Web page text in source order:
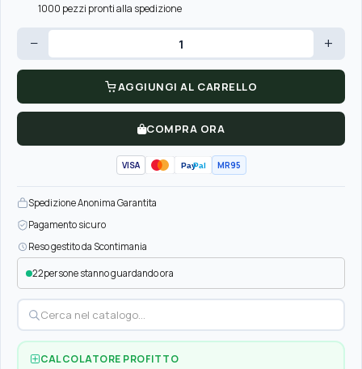
1000 pezzi pronti alla spedizione
− +
AGGIUNGI AL CARRELLO
COMPRA ORA
VISA PayPal MR95
Spedizione Anonima Garantita
Pagamento sicuro
Reso gestito da Scontimania
22persone stanno guardando ora
CALCOLATORE PROFITTO